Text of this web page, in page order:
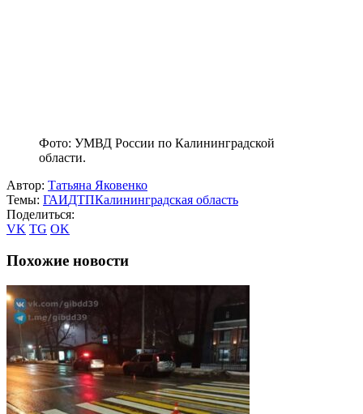
Фото: УМВД России по Калининградской
области.
Автор: Татьяна Яковенко
Темы: ГАИДТПКалининградская область
Поделиться:
VK TG OK
Похожие новости